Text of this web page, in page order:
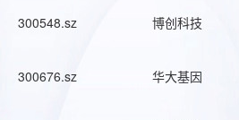
300548.sz 博创科技
300676.sz 华大基因